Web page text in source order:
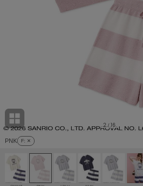
ョン雑貨 (865)
/ランジェリー (127)
ェア (121)
アディダス バイ ステラマッカートニー
Ame no chi Hare
アメノチハレ
AMOMMA
ánuans
アニュアンス
PNK F: ✕
2 / 16